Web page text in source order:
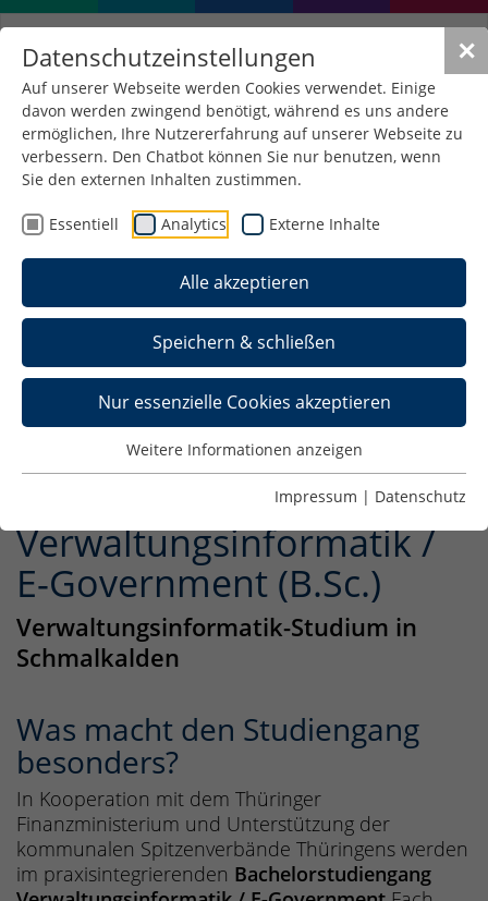
✕
Datenschutzeinstellungen
Auf unserer Webseite werden Cookies verwendet. Einige
davon werden zwingend benötigt, während es uns andere
ermöglichen, Ihre Nutzererfahrung auf unserer Webseite zu
verbessern. Den Chatbot können Sie nur benutzen, wenn
Sie den externen Inhalten zustimmen.
Essentiell Analytics Externe Inhalte
Alle akzeptieren
Speichern & schließen
Nur essenzielle Cookies akzeptieren
Weitere Informationen anzeigen
Impressum | Datenschutz
Verwaltungsinformatik /
E-Government (B.Sc.)
Verwaltungsinformatik-Studium in
Schmalkalden
Was macht den Studiengang
besonders?
In Kooperation mit dem Thüringer
Finanzministerium und Unterstützung der
kommunalen Spitzenverbände Thüringens werden
im praxisintegrierenden Bachelorstudiengang